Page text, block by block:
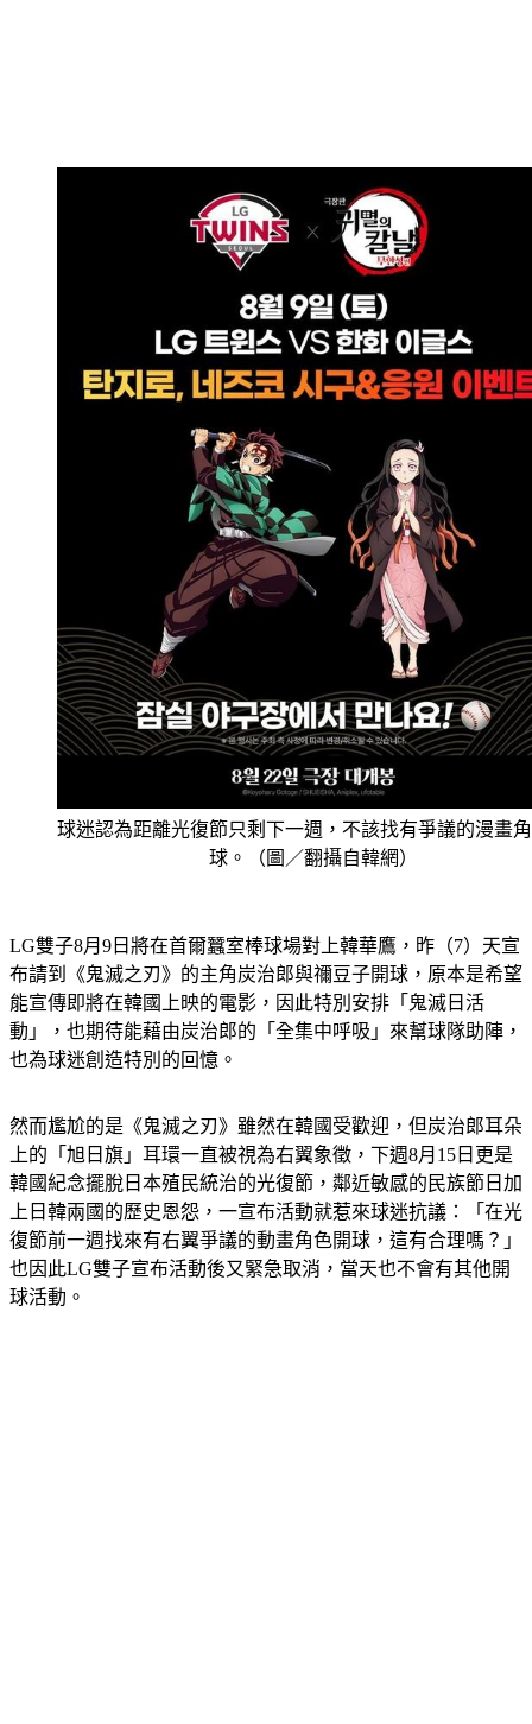
球迷認為距離光復節只剩下一週，不該找有爭議的漫畫
LG雙子8月9日將在首爾蠶室棒球場對上韓華鷹，昨（7）天宣
布請到《鬼滅之刃》的主角炭治郎與禰豆子開球，原本是希望
能宣傳即將在韓國上映的電影，因此特別安排「鬼滅日活
動」，也期待能藉由炭治郎的「全集中呼吸」來幫球隊助陣，
然而尷尬的是《鬼滅之刃》雖然在韓國受歡迎，但炭治郎耳朵
上的「旭日旗」耳環一直被視為右翼象徵，下週8月15日更是
韓國紀念擺脫日本殖民統治的光復節，鄰近敏感的民族節日加
上日韓兩國的歷史恩怨，一宣布活動就惹來球迷抗議：「在光
復節前一週找來有右翼爭議的動畫角色開球，這有合理嗎？」
也因此LG雙子宣布活動後又緊急取消，當天也不會有其他開